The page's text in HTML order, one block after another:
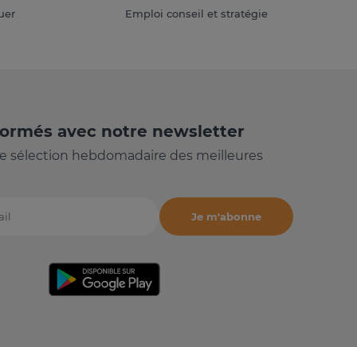
Emploi conseil et stratégie
avec notre newsletter
sélection hebdomadaire des meilleures
Je m'abonne